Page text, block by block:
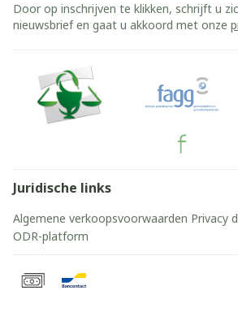
Door op inschrijven te klikken, schrijft u
nieuwsbrief en gaat u akkoord met onze
Juridische links
Algemene verkoopsvoorwaarden Privacy
ODR-platform